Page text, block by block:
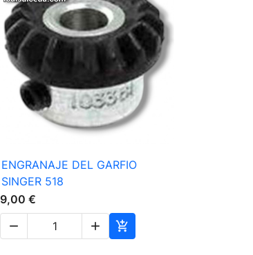
Vista rápida
ENGRANAJE DEL GARFIO
SINGER 518
9,00 €

 